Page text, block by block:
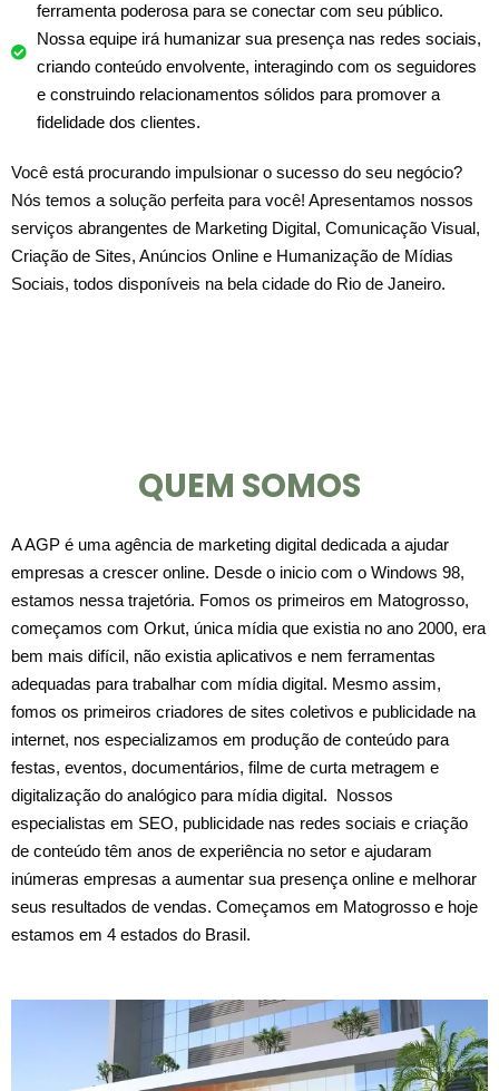
ferramenta poderosa para se conectar com seu público.
Nossa equipe irá humanizar sua presença nas redes sociais,
criando conteúdo envolvente, interagindo com os seguidores
e construindo relacionamentos sólidos para promover a
fidelidade dos clientes.
Você está procurando impulsionar o sucesso do seu negócio?
Nós temos a solução perfeita para você! Apresentamos nossos
serviços abrangentes de Marketing Digital, Comunicação Visual,
Criação de Sites, Anúncios Online e Humanização de Mídias
Sociais, todos disponíveis na bela cidade do Rio de Janeiro.
QUEM SOMOS
A AGP é uma agência de marketing digital dedicada a ajudar
empresas a crescer online. Desde o inicio com o Windows 98,
estamos nessa trajetória. Fomos os primeiros em Matogrosso,
começamos com Orkut, única mídia que existia no ano 2000, era
bem mais difícil, não existia aplicativos e nem ferramentas
adequadas para trabalhar com mídia digital. Mesmo assim,
fomos os primeiros criadores de sites coletivos e publicidade na
internet, nos especializamos em produção de conteúdo para
festas, eventos, documentários, filme de curta metragem e
digitalização do analógico para mídia digital. Nossos
especialistas em SEO, publicidade nas redes sociais e criação
de conteúdo têm anos de experiência no setor e ajudaram
inúmeras empresas a aumentar sua presença online e melhorar
seus resultados de vendas. Começamos em Matogrosso e hoje
estamos em 4 estados do Brasil.